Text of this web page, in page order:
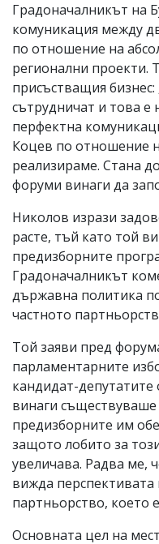
Градоначалникът на
комуникация между
по отношение на
регионални проекти.
присъстващия бизнес:
сътрудничат и това
перфектна
Коцев по отношение
реализираме. Стана
форуми винаги да
Николов изрази
расте, тъй като той
предизборните
Градоначалникът
държавна политика
частното
Той заяви пред
парламентарните
кандидат-депутатите
винаги
предизборните им
защото лобито за
увеличава. Радва ме,
вижда перспективата
партньорство, което
Основната цел на